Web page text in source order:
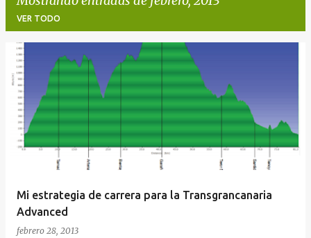
VER TODO
Mi estrategia de carrera para la Transgrancanaria
Advanced
febrero 28, 2013